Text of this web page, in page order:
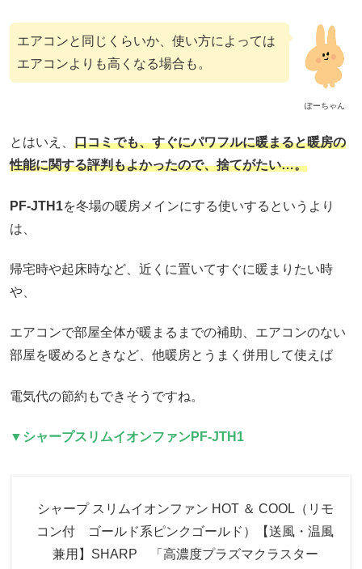
ぽーちゃん
エアコンと同じくらいか、使い方によっては
エアコンよりも高くなる場合も。
とはいえ、 口コミでも、すぐにパワフルに暖まると暖房の
性能に関する評判もよかったので、捨てがたい…。
PF-JTH1を冬場の暖房メインにする使いするというより
は、
帰宅時や起床時など、近くに置いてすぐに暖まりたい時
や、
エアコンで部屋全体が暖まるまでの補助、エアコンのない
部屋を暖めるときなど、他暖房とうまく併用して使えば
電気代の節約もできそうですね。
▼シャープスリムイオンファンPF-JTH1
シャープ スリムイオンファン HOT ＆ COOL（リモ
コン付 ゴールド系ピンクゴールド）【送風・温風
兼用】SHARP 「高濃度プラズマクラスター